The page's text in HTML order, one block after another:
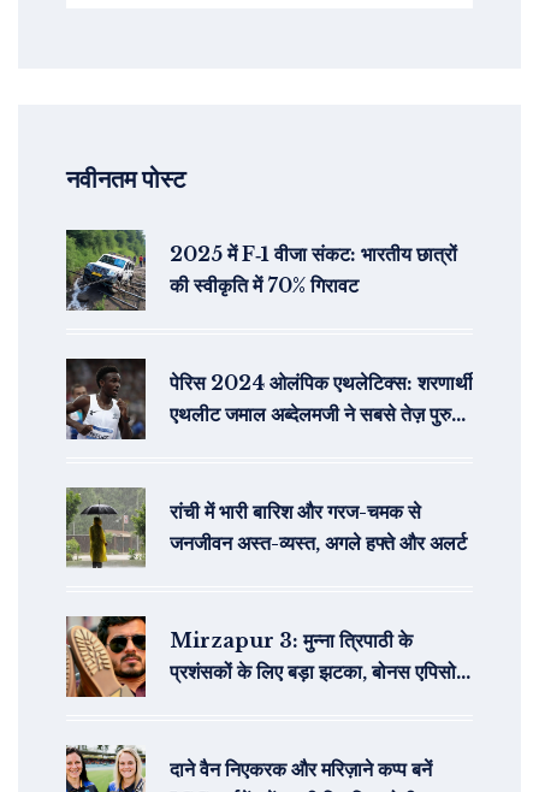
नवीनतम पोस्ट
2025 में F‑1 वीजा संकट: भारतीय छात्रों
की स्वीकृति में 70% गिरावट
पेरिस 2024 ओलंपिक एथलेटिक्स: शरणार्थी
एथलीट जमाल अब्देलमजी ने सबसे तेज़ पुरुषों
रांची में भारी बारिश और गरज-चमक से
जनजीवन अस्त-व्यस्त, अगले हफ्ते और अलर्ट
Mirzapur 3: मुन्‍ना त्रिपाठी के
प्रशंसकों के लिए बड़ा झटका, बोनस एपिसोड
दाने वैन निएकरक और मरिज़ाने कप्प बनें